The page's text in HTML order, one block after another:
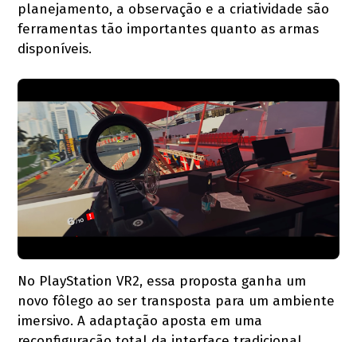
planejamento, a observação e a criatividade são
ferramentas tão importantes quanto as armas
disponíveis.
No PlayStation VR2, essa proposta ganha um
novo fôlego ao ser transposta para um ambiente
imersivo. A adaptação aposta em uma